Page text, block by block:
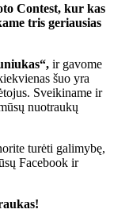
Contest, kur kas
tris geriausias
“, ir gavome
šuo yra
Sveikiname ir
nuotraukų
turėti galimybę,
Facebook ir